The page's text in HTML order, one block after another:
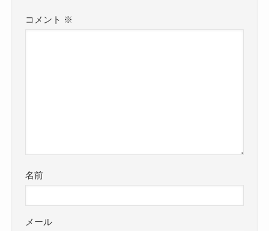
コメント ※
名前
メール